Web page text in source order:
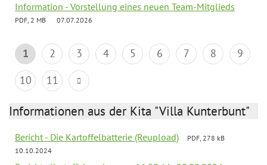
Information - Vorstellung eines neuen Team-Mitglieds
PDF, 2 MB 07.07.2026
1 2 3 4 5 6 7 8
9
10
11
Informationen aus der Kita "Villa Kunterbunt"
Bericht - Die Kartoffelbatterie (Reupload)
PDF, 278 kB
10.10.2024